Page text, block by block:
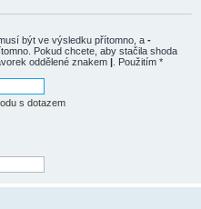
být ve výsledku přítomno, a -
Pokud chcete, aby stačila shoda
oddělené znakem | . Použitím *
s dotazem